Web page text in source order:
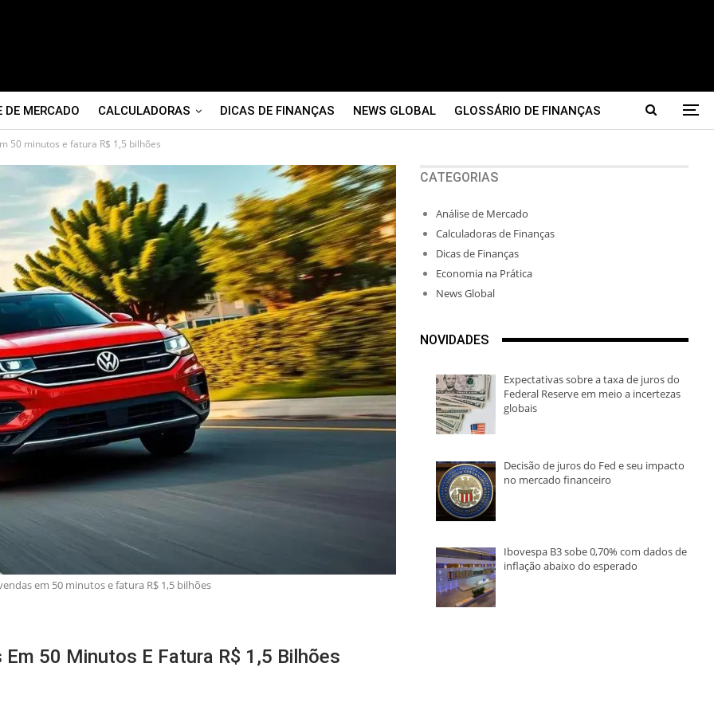
DE MERCADO CALCULADORAS DICAS DE FINANÇAS NEWS GLOBAL GLOSSÁRIO DE FINANÇAS
50 minutos e fatura R$ 1,5 bilhões
em 50 minutos e fatura R$ 1,5 bilhões
50 Minutos E Fatura R$ 1,5 Bilhões
CATEGORIAS
Análise de Mercado
Calculadoras de Finanças
Dicas de Finanças
Economia na Prática
News Global
NOVIDADES
Expectativas sobre a taxa de juros do
Federal Reserve em meio a incertezas
globais
Decisão de juros do Fed e seu impacto
no mercado financeiro
Ibovespa B3 sobe 0,70% com dados de
inflação abaixo do esperado